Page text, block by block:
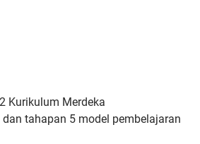
Kurikulum Merdeka
tahapan 5 model pembelajaran